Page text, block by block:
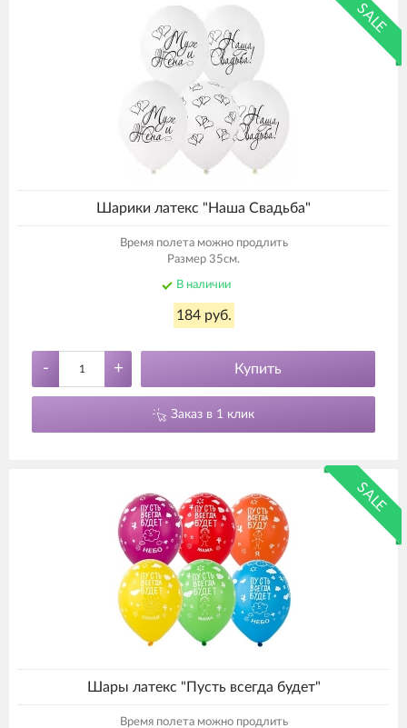
SALE
Шарики латекс "Наша Свадьба"
Время полета можно продлить
Размер 35см.
В наличии
184 руб.
- + Купить
Заказ в 1 клик
SALE
Шары латекс "Пусть всегда будет"
Время полета можно продлить